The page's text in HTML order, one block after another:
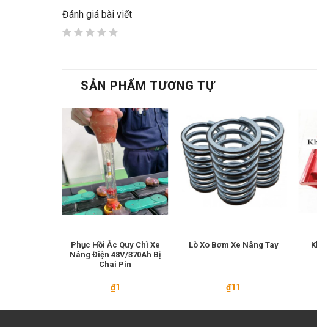
Đánh giá bài viết
SẢN PHẨM TƯƠNG TỰ
Phục Hồi Ắc Quy Chì Xe
Nâng Điện 48V/370Ah Bị
Chai Pin
₫1
Lò Xo Bơm Xe Nâng Tay
₫11